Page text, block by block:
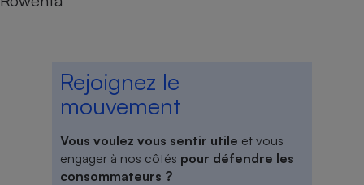
Rejoignez le
mouvement
Vous voulez vous sentir utile et vous
engager à nos côtés pour défendre les
consommateurs ?